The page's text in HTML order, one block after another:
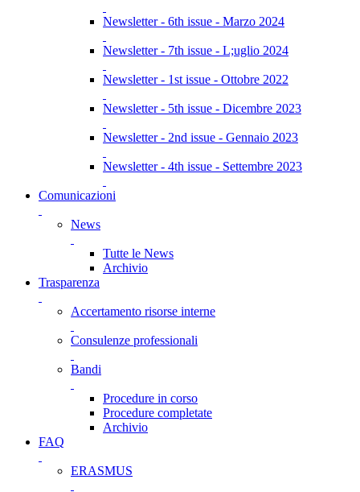
Newsletter - 6th issue - Marzo 2024
Newsletter - 7th issue - L;uglio 2024
Newsletter - 1st issue - Ottobre 2022
Newsletter - 5th issue - Dicembre 2023
Newsletter - 2nd issue - Gennaio 2023
Newsletter - 4th issue - Settembre 2023
Comunicazioni
News
Tutte le News
Archivio
Trasparenza
Accertamento risorse interne
Consulenze professionali
Bandi
Procedure in corso
Procedure completate
Archivio
FAQ
ERASMUS